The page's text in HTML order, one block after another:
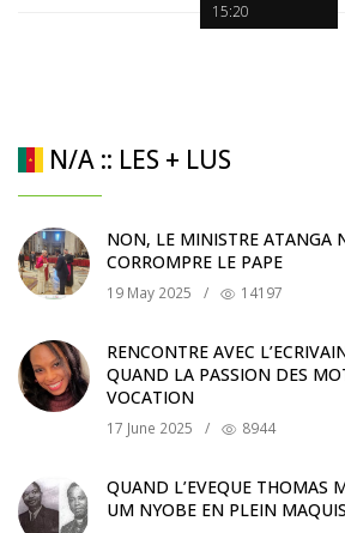
15:20
N/A :: LES + LUS
NON, LE MINISTRE ATANGA
CORROMPRE LE PAPE
19 May 2025 / 14197
RENCONTRE AVEC
QUAND LA PASSION DES
VOCATION
17 June 2025 / 8944
QUAND L’EVEQUE THOMAS
UM NYOBE EN PLEIN MAQUIS